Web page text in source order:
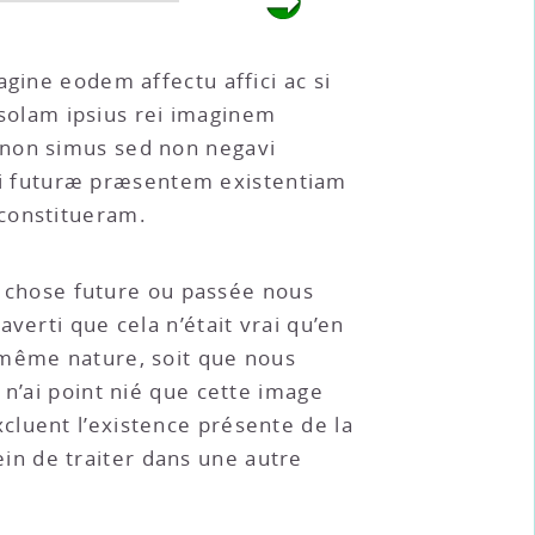
eodem affectu affici ac si
ipsius rei imaginem
simus sed non negavi
futuræ præsentem existentiam
chose future ou passée nous
que cela n’était vrai qu’en
nature, soit que nous
point nié que cette image
l’existence présente de la
de traiter dans une autre